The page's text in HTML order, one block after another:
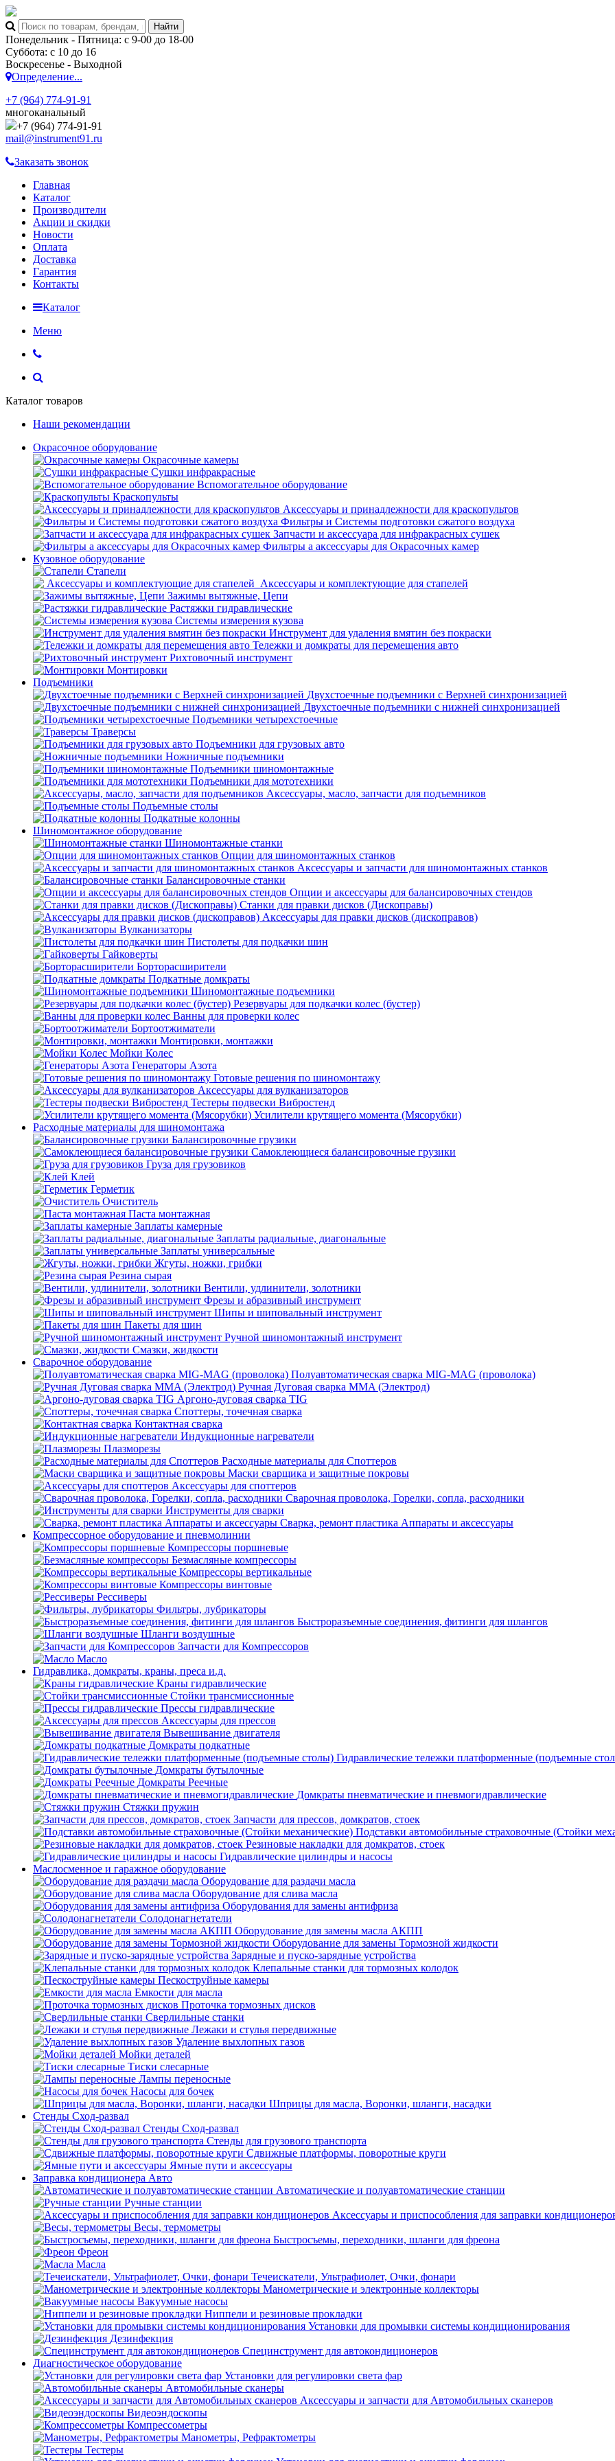
Понедельник - Пятница: с 9-00 до 18-00
Суббота: с 10 до 16
Воскресенье - Выходной
Определение...
+7 (964) 774-91-91
многоканальный
+7 (964) 774-91-91
mail@instrument91.ru
Заказать звонок
Главная
Каталог
Производители
Акции и скидки
Новости
Оплата
Доставка
Гарантия
Контакты
Каталог
Меню
Каталог товаров
Наши рекомендации
Окрасочное оборудование
Окрасочные камеры
Сушки инфракрасные
Вспомогательное оборудование
Краскопульты
Аксессуары и принадлежности для краскопультов
Фильтры и Системы подготовки сжатого воздуха
Запчасти и аксессуара для инфракрасных сушек
Фильтры а аксессуары для Окрасочных камер
Кузовное оборудование
Стапели
Аксессуары и комплектующие для стапелей
Зажимы вытяжные, Цепи
Растяжки гидравлические
Системы измерения кузова
Инструмент для удаления вмятин без покраски
Тележки и домкраты для перемещения авто
Рихтовочный инструмент
Монтировки
Подъемники
Двухстоечные подъемники с Верхней синхронизацией
Двухстоечные подъемники с нижней синхронизацией
Подъемники четырехстоечные
Траверсы
Подъемники для грузовых авто
Ножничные подъемники
Подъемники шиномонтажные
Подъемники для мототехники
Аксессуары, масло, запчасти для подъемников
Подъемные столы
Подкатные колонны
Шиномонтажное оборудование
Шиномонтажные станки
Опции для шиномонтажных станков
Аксессуары и запчасти для шиномонтажных станков
Балансировочные станки
Опции и аксессуары для балансировочных стендов
Станки для правки дисков (Дископравы)
Аксессуары для правки дисков (дископравов)
Вулканизаторы
Пистолеты для подкачки шин
Гайковерты
Борторасширители
Подкатные домкраты
Шиномонтажные подъемники
Резервуары для подкачки колес (бустер)
Ванны для проверки колес
Бортоотжиматели
Монтировки, монтажки
Мойки Колес
Генераторы Азота
Готовые решения по шиномонтажу
Аксессуары для вулканизаторов
Тестеры подвески Вибростенд
Усилители крутящего момента (Мясорубки)
Расходные материалы для шиномонтажа
Балансировочные грузики
Самоклеющиеся балансировочные грузики
Груза для грузовиков
Клей
Герметик
Очиститель
Паста монтажная
Заплаты камерные
Заплаты радиальные, диагональные
Заплаты универсальные
Жгуты, ножки, грибки
Резина сырая
Вентили, удлинители, золотники
Фрезы и абразивный инструмент
Шипы и шиповальный инструмент
Пакеты для шин
Ручной шиномонтажный инструмент
Смазки, жидкости
Сварочное оборудование
Полуавтоматическая сварка MIG-MAG (проволока)
Ручная Дуговая сварка MMA (Электрод)
Аргоно-дуговая сварка TIG
Споттеры, точечная сварка
Контактная сварка
Индукционные нагреватели
Плазморезы
Расходные материалы для Споттеров
Маски сварщика и защитные покровы
Аксессуары для споттеров
Сварочная проволока, Горелки, сопла, расходники
Инструменты для сварки
Сварка, ремонт пластика Аппараты и аксессуары
Компрессорное оборудование и пневмолинии
Компрессоры поршневые
Безмасляные компрессоры
Компрессоры вертикальные
Компрессоры винтовые
Рессиверы
Фильтры, лубрикаторы
Быстроразъемные соединения, фитинги для шлангов
Шланги воздушные
Запчасти для Компрессоров
Масло
Гидравлика, домкраты, краны, преса и.д.
Краны гидравлические
Стойки трансмиссионные
Прессы гидравлические
Аксессуары для прессов
Вывешивание двигателя
Домкраты подкатные
Гидравлические тележки платформенные (подъемные
Домкраты бутылочные
Домкраты Реечные
Домкраты пневматические и пневмогидравлические
Стяжки пружин
Запчасти для прессов, домкратов, стоек
Подставки автомобильные страховочные (Стойки
Резиновые накладки для домкратов, стоек
Гидравлические цилиндры и насосы
Маслосменное и гаражное оборудование
Оборудование для раздачи масла
Оборудование для слива масла
Оборудования для замены антифриза
Солодонагнетатели
Оборудование для замены масла АКПП
Оборудование для замены Тормозной жидкости
Зарядные и пуско-зарядные устройства
Клепальные станки для тормозных колодок
Пескоструйные камеры
Емкости для масла
Проточка тормозных дисков
Сверлильные станки
Лежаки и стулья передвижные
Удаление выхлопных газов
Мойки деталей
Тиски слесарные
Лампы переносные
Насосы для бочек
Шприцы для масла, Воронки, шланги, насадки
Стенды Сход-развал
Стенды Сход-развал
Стенды для грузового транспорта
Сдвижные платформы, поворотные круги
Ямные пути и аксессуары
Заправка кондиционера Авто
Автоматические и полуавтоматические станции
Ручные станции
Аксессуары и приспособления для заправки
Весы, термометры
Быстросъемы, переходники, шланги для фреона
Фреон
Масла
Течеискатели, Ультрафиолет, Очки, фонари
Манометрические и электронные коллекторы
Вакуумные насосы
Ниппели и резиновые прокладки
Установки для промывки системы кондиционирования
Дезинфекция
Специнструмент для автокондиционеров
Диагностическое оборудование
Установки для регулировки света фар
Автомобильные сканеры
Аксессуары и запчасти для Автомобильных сканеров
Видеоэндоскопы
Компрессометры
Манометры, Рефрактометры
Тестеры